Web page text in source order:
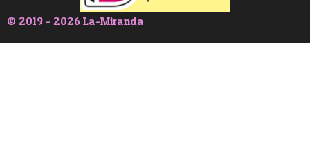
© 2019 - 2026 La-Miranda